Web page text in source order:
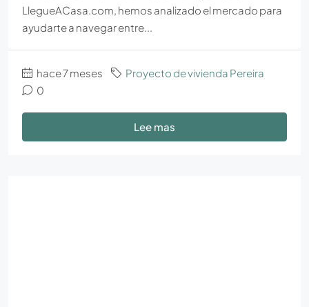
LlegueACasa.com, hemos analizado el mercado para
ayudarte a navegar entre...
hace 7 meses
Proyecto de vivienda Pereira
0
Lee mas